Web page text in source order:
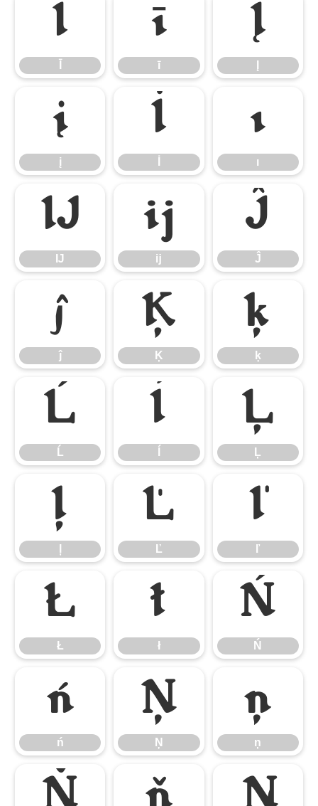
Ī ī
ī
Į
į
į
İ ı
ı
Ĳ
Ĳ
ĳ
ĳ
Ĵ
Ĵ
ĵ
ĵ
Ķ
Ķ
ķ
ķ
Ĺ
Ĺ
ĺ Ļ
Ļ
ļ Ľ
Ľ
ľ
ľ
Ł
Ł
ł
ł
Ń
Ń
ń
ń
Ņ
Ņ
ņ
ņ